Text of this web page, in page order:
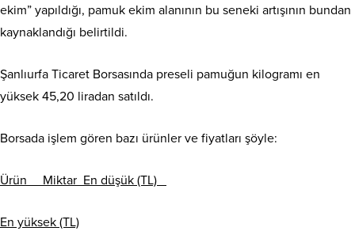
ekim” yapıldığı, pamuk ekim alanının bu seneki artışının bundan
kaynaklandığı belirtildi.
Şanlıurfa Ticaret Borsasında preseli pamuğun kilogramı en
yüksek 45,20 liradan satıldı.
Borsada işlem gören bazı ürünler ve fiyatları şöyle:
Ürün Miktar En düşük (TL)
En yüksek (TL)